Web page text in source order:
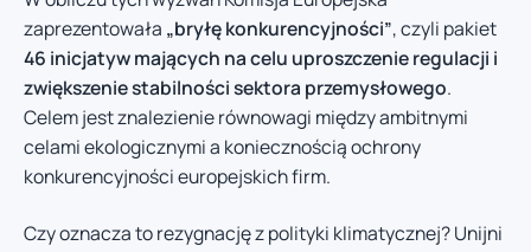
zaprezentowała „bryłę konkurencyjności”, czyli pakiet
46 inicjatyw mających na celu uproszczenie regulacji i
zwiększenie stabilności sektora przemysłowego.
Celem jest znalezienie równowagi między ambitnymi
celami ekologicznymi a koniecznością ochrony
konkurencyjności europejskich firm.
Czy oznacza to rezygnację z polityki klimatycznej? Unijni